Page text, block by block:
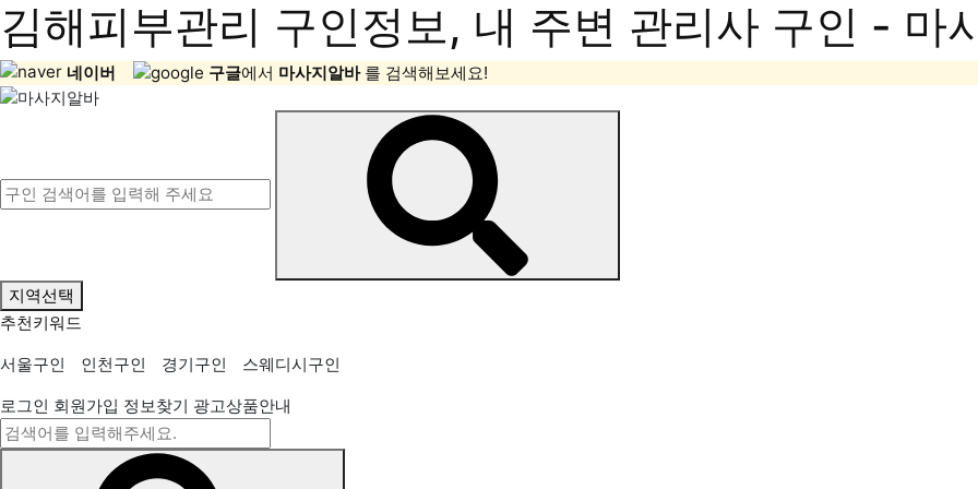
김해피부관리 구인정보, 내 주변 관리사 구인 - 마
네이버 구글에서 마사지알바 를 검색해보세요!
지역선택
추천키워드
서울구인
인천구인 경기구인
스웨디시구인
로그인 회원가입 정보찾기 광고상품안내